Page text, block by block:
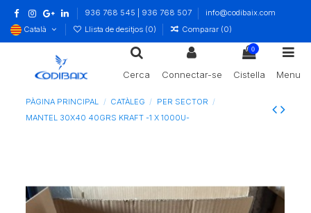
936 768 545 | 936 768 507
info@codibaix.com
Català
Llista de desitjos (0) Comparar (0)
Cerca Connectar-se
0
Cistella Menu
PÀGINA PRINCIPAL CATÀLEG
PER SECTOR
MANTEL 30X40 40GRS KRAFT -1 X 1000U-